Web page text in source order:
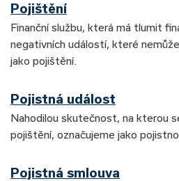
Pojištění
Finanční službu, která má tlumit
negativních událostí, které
jako pojištění.
Pojistná událost
Nahodilou skutečnost, na kterou
pojištění, označujeme jako
Pojistná smlouva